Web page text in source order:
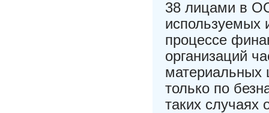
38 лицами в
используемых
процессе
организаций
материальных
только по
таких случаях